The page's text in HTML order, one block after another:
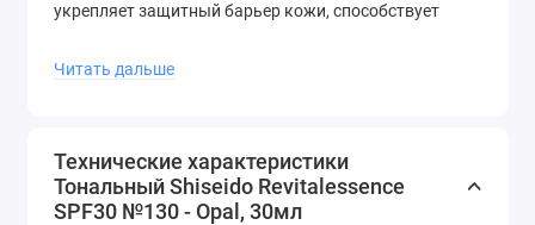
укрепляет защитный барьер кожи, способствует
пигментации
поступление питательных веществ, а также
защищает от окисления
Читать дальше
Технические характеристики
Тональный Shiseido Revitalessence
SPF30 №130 - Opal, 30мл